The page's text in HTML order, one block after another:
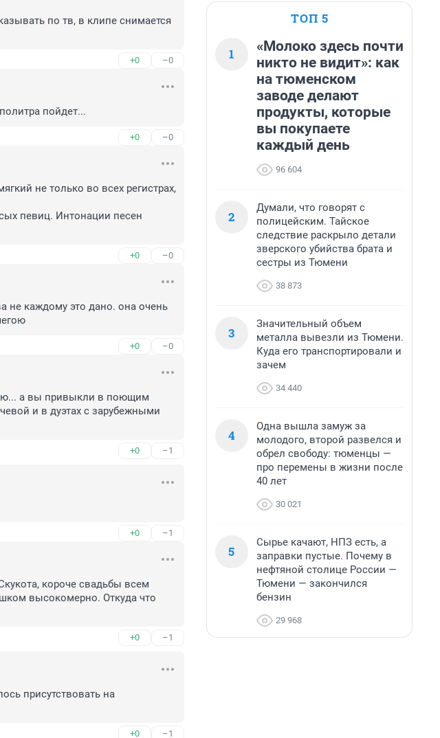
по тв, в клипе снимается
+0 –0
пойдет...
+0 –0
не только во всех регистрах,
певиц. Интонации песен
+0 –0
не каждому это дано. она очень
+0 –0
а вы привыкли в поющим
и в дуэтах с зарубежными
+0 –1
+0 –1
короче свадьбы всем
высокомерно. Откуда что
+0 –1
присутствовать на
+0 –1
ТОП 5
1
«Молоко здесь почти
никто не видит»: как
на тюменском
заводе делают
продукты, которые
вы покупаете
каждый день
96 604
2
Думали, что говорят с
полицейским. Тайское
следствие раскрыло детали
зверского убийства брата и
сестры из Тюмени
38 873
3
Значительный объем
металла вывезли из Тюмени.
Куда его транспортировали и
зачем
34 440
4
Одна вышла замуж за
молодого, второй развелся и
обрел свободу: тюменцы —
про перемены в жизни после
40 лет
30 021
5
Сырье качают, НПЗ есть, а
заправки пустые. Почему в
нефтяной столице России —
Тюмени — закончился
бензин
29 968